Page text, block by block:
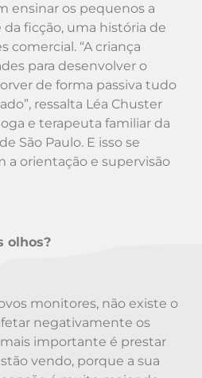
ensinar os pequenos a
ficção, uma história de
comercial. “A criança
para desenvolver o
de forma passiva tudo
ressalta Léa Chuster
e terapeuta familiar da
São Paulo. E isso se
a orientação e supervisão
olhos?
monitores, não existe o
negativamente os
mais importante é prestar
vendo, porque a sua